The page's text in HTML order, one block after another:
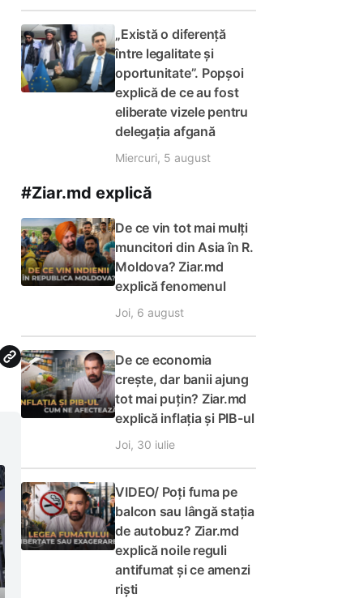
„Există o diferență
între legalitate și
oportunitate”. Popșoi
explică de ce au fost
eliberate vizele pentru
delegația afgană
Miercuri, 5 august
#Ziar.md explică
De ce vin tot mai mulți
muncitori din Asia în R.
Moldova? Ziar.md
explică fenomenul
Joi, 6 august
De ce economia
crește, dar banii ajung
tot mai puțin? Ziar.md
explică inflația și PIB-ul
Joi, 30 iulie
VIDEO/ Poți fuma pe
balcon sau lângă stația
de autobuz? Ziar.md
explică noile reguli
antifumat și ce amenzi
riști